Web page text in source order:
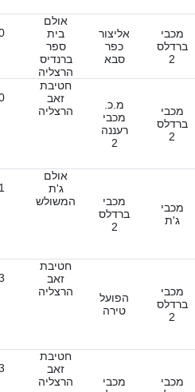
מכבי
ברדלס
2
אליצור
כפר
סבא
אולם
בית
ספר
ברנדיס
הרצליה
מכבי
ברדלס
2
מ.כ.
מכבי
רעננה
2
חטיבת
זאב
הרצליה
מכבי
ג'ת
מכבי
ברדלס
2
אולם
ג'ת
המשולש
מכבי
ברדלס
2
הפועל
טירה
חטיבת
זאב
הרצליה
מכבי
מכבי
חטיבת
זאב
הרצליה